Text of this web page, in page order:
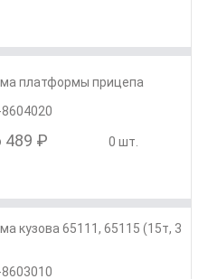
платформы прицепа
489 ₽ 0 шт.
кузова 65111, 65115 (15т, 3